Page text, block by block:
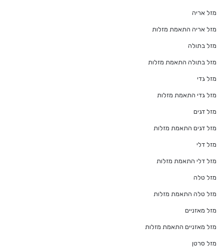
מזל אריה
מזל אריה התאמת מזלות
מזל בתולה
מזל בתולה התאמת מזלות
מזל גדי
מזל גדי התאמת מזלות
מזל דגים
מזל דגים התאמת מזלות
מזל דלי
מזל דלי התאמת מזלות
מזל טלה
מזל טלה התאמת מזלות
מזל מאזניים
מזל מאזניים התאמת מזלות
מזל סרטן